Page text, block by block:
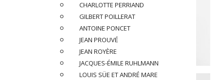
CHARLOTTE PERRIAND
GILBERT POILLERAT
ANTOINE PONCET
JEAN PROUVÉ
JEAN ROYÈRE
JACQUES-ÉMILE RUHLMANN
LOUIS SÜE ET ANDRÉ MARE